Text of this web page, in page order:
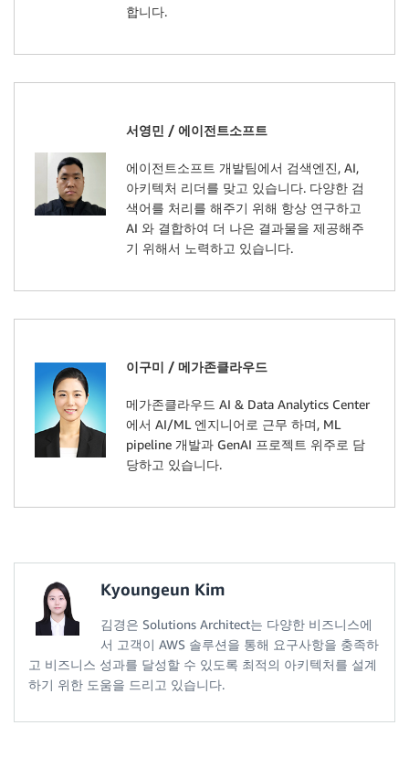
합니다.
서영민 / 에이전트소프트
에이전트소프트 개발팀에서 검색엔진, AI,
아키텍처 리더를 맞고 있습니다. 다양한 검
색어를 처리를 해주기 위해 항상 연구하고
AI 와 결합하여 더 나은 결과물을 제공해주
기 위해서 노력하고 있습니다.
이구미 / 메가존클라우드
메가존클라우드 AI & Data Analytics Center
에서 AI/ML 엔지니어로 근무 하며, ML
pipeline 개발과 GenAI 프로젝트 위주로 담
당하고 있습니다.
Kyoungeun Kim
김경은 Solutions Architect는 다양한 비즈니스에
서 고객이 AWS 솔루션을 통해 요구사항을 충족하
고 비즈니스 성과를 달성할 수 있도록 최적의 아키텍처를 설계
하기 위한 도움을 드리고 있습니다.